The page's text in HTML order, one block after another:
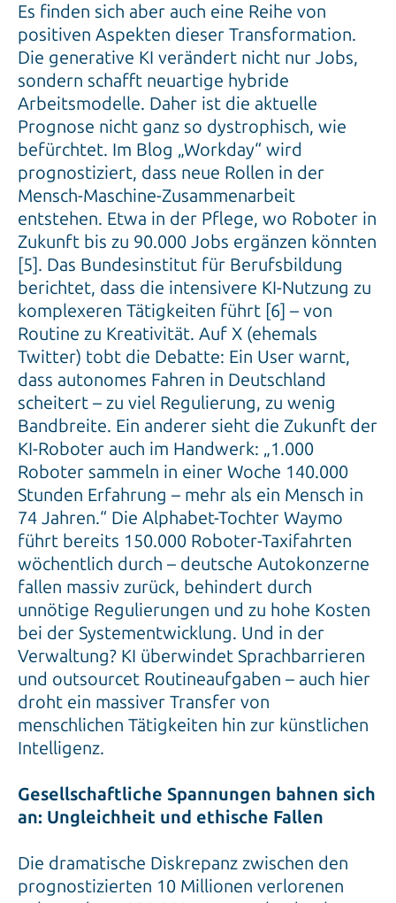
Es finden sich aber auch eine Reihe von
positiven Aspekten dieser Transformation.
Die generative KI verändert nicht nur Jobs,
sondern schafft neuartige hybride
Arbeitsmodelle. Daher ist die aktuelle
Prognose nicht ganz so dystrophisch, wie
befürchtet. Im Blog „Workday“ wird
prognostiziert, dass neue Rollen in der
Mensch-Maschine-Zusammenarbeit
entstehen. Etwa in der Pflege, wo Roboter in
Zukunft bis zu 90.000 Jobs ergänzen könnten
[5]. Das Bundesinstitut für Berufsbildung
berichtet, dass die intensivere KI-Nutzung zu
komplexeren Tätigkeiten führt [6] – von
Routine zu Kreativität. Auf X (ehemals
Twitter) tobt die Debatte: Ein User warnt,
dass autonomes Fahren in Deutschland
scheitert – zu viel Regulierung, zu wenig
Bandbreite. Ein anderer sieht die Zukunft der
KI-Roboter auch im Handwerk: „1.000
Roboter sammeln in einer Woche 140.000
Stunden Erfahrung – mehr als ein Mensch in
74 Jahren.“ Die Alphabet-Tochter Waymo
führt bereits 150.000 Roboter-Taxifahrten
wöchentlich durch – deutsche Autokonzerne
fallen massiv zurück, behindert durch
unnötige Regulierungen und zu hohe Kosten
bei der Systementwicklung. Und in der
Verwaltung? KI überwindet Sprachbarrieren
und outsourcet Routineaufgaben – auch hier
droht ein massiver Transfer von
menschlichen Tätigkeiten hin zur künstlichen
Intelligenz.
Gesellschaftliche Spannungen bahnen sich
an: Ungleichheit und ethische Fallen
Die dramatische Diskrepanz zwischen den
prognostizierten 10 Millionen verlorenen